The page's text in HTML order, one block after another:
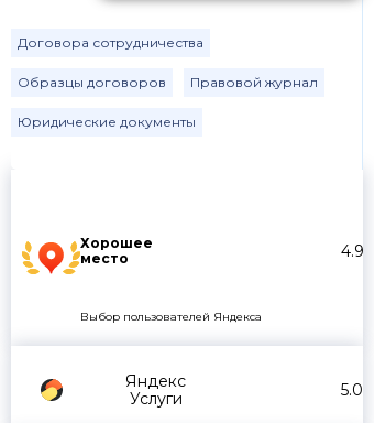
Хорошее
место
4.9
Выбор пользователей Яндекса
Яндекс
Услуги
5.0
Договора сотрудничества
Образцы договоров Правовой журнал
Юридические документы